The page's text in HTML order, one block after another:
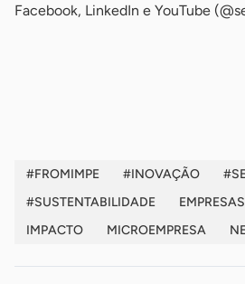
Facebook, LinkedIn e YouTube
#FROMIMPE #INOVAÇÃO
#SUSTENTABILIDADE
EMPRESAS
IMPACTO
MICROEMPRESA